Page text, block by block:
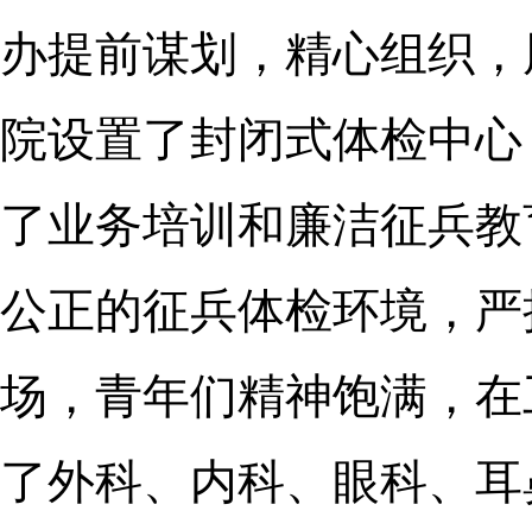
办提前谋划，精心组织
院设置了封闭式体检中
了业务培训和廉洁征兵
公正的征兵体检环境，
场，青年们精神饱满，
了外科、内科、眼科、